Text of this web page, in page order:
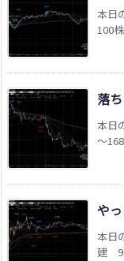
本日
100
落
本日
～
や
本日
建